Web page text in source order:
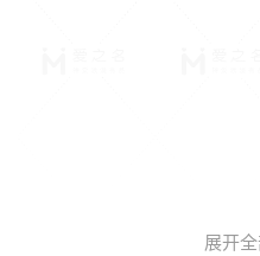
展开